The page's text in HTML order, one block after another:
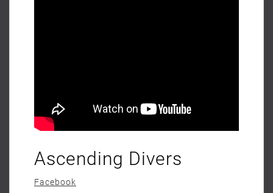
Ascending Divers
Facebook